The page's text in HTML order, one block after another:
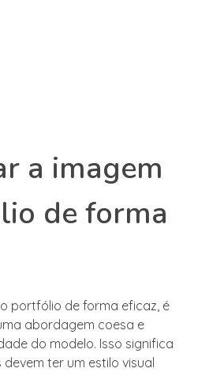
a imagem
de forma
portfólio de forma eficaz, é
abordagem coesa e
do modelo. Isso significa
ter um estilo visual